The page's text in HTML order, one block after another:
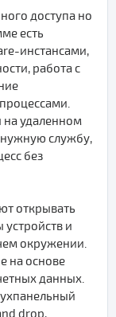
доступа но
есть
инстансами,
работа с
удаленном
нужную службу,
без
открывать
и
окружении.
на основе
данных.
drop,